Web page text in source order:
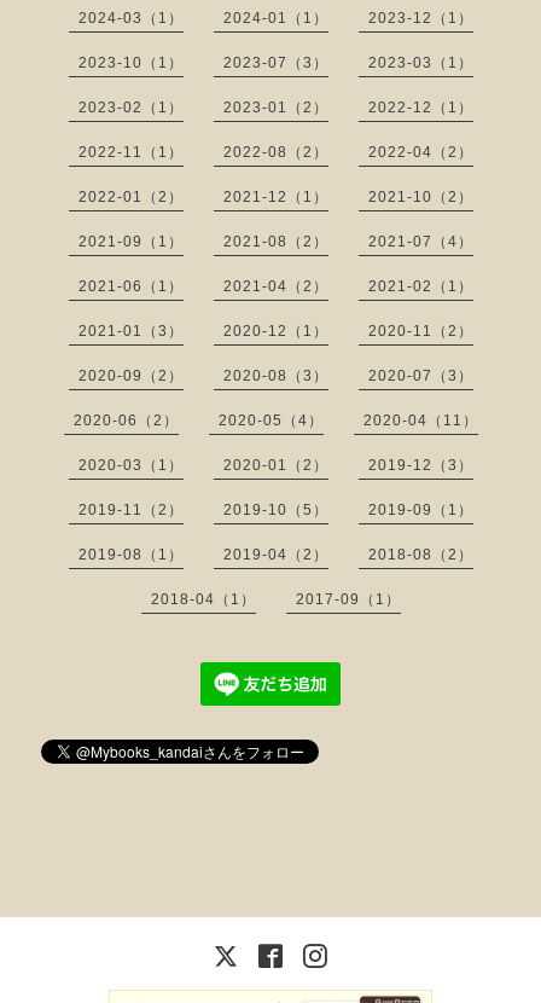
2024-03（1） 2024-01（1） 2023-12（1）
2023-10（1） 2023-07（3） 2023-03（1）
2023-02（1） 2023-01（2） 2022-12（1）
2022-11（1） 2022-08（2） 2022-04（2）
2022-01（2） 2021-12（1） 2021-10（2）
2021-09（1） 2021-08（2） 2021-07（4）
2021-06（1） 2021-04（2） 2021-02（1）
2021-01（3） 2020-12（1） 2020-11（2）
2020-09（2） 2020-08（3） 2020-07（3）
2020-06（2） 2020-05（4） 2020-04（11）
2020-03（1） 2020-01（2） 2019-12（3）
2019-11（2） 2019-10（5） 2019-09（1）
2019-08（1） 2019-04（2） 2018-08（2）
2018-04（1） 2017-09（1）